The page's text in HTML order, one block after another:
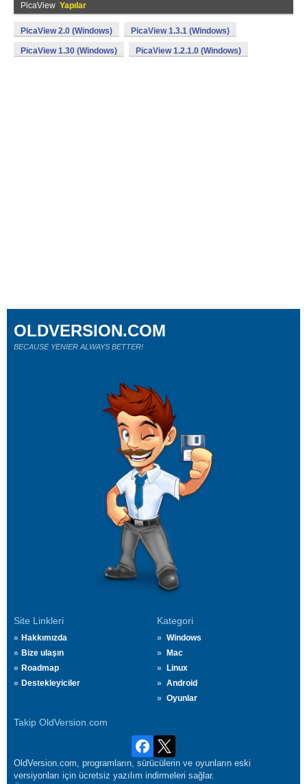
PicaView Yapılar
PicaView 2.0 (Windows) PicaView 1.3.1 (Windows)
PicaView 1.30 (Windows) PicaView 1.2.1.0 (Windows)
Site Linkleri
Hakkımızda
Bize ulaşın
Roadmap
Destekleyiciler
Kategori
Windows
Mac
Linux
Android
Oyunlar
Takip OldVersion.com
OLDVERSION.COM
BECAUSE YENİER ALWAYS BETTER!
OldVersion.com, programların, sürücülerin ve oyunların eski
versiyonları için ücretsiz yazılım indirmeleri sağlar.